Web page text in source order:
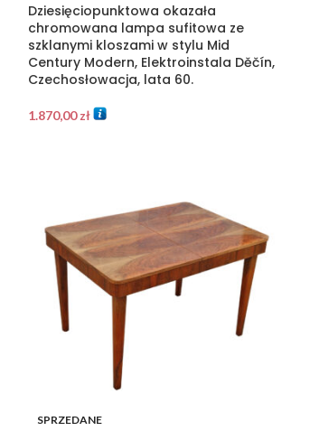
Dziesięciopunktowa okazała
chromowana lampa sufitowa ze
szklanymi kloszami w stylu Mid
Century Modern, Elektroinstala Děčín,
Czechosłowacja, lata 60.
1.870,00zł
SPRZEDANE